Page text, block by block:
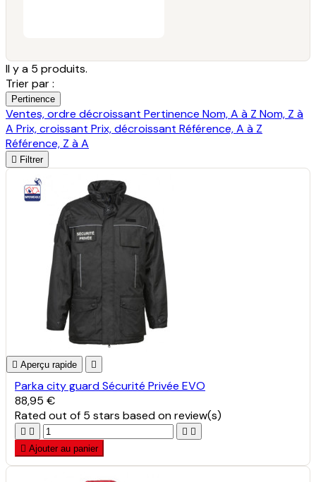
Il y a 5 produits.
Trier par :
Pertinence
Ventes, ordre décroissant Pertinence Nom, A à Z Nom, Z à
A Prix, croissant Prix, décroissant Référence, A à Z
Référence, Z à A
 Filtrer
 Aperçu rapide 
Parka city guard Sécurité Privée EVO
88,95 €
Ratedout of 5 stars based onreview(s)
   
 Ajouter au panier